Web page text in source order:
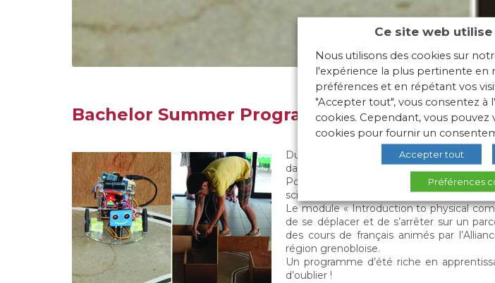
Bachelor Summer Program
Du 1er juin au 10 juillet, Polytech
dans le cadre du Bachelor Summer
Pour postuler au programme, les
sciences.
Le module « Introduction to physical
de se déplacer et de s’arrêter sur un
des cours de français animés par
région grenobloise.
Un programme d’été riche en
d’oublier !
Ce site web
Nous utilisons des cookies sur
l'expérience la plus pertinente en
préférences et en répétant vos
"Accepter tout", vous consentez à
cookies. Cependant, vous pouvez
cookies pour fournir un
Accepter tout
Préférences